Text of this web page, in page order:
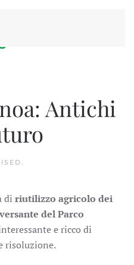
Antichi
.
di riutilizzo agricolo dei
del Parco
e ricco di
risoluzione.